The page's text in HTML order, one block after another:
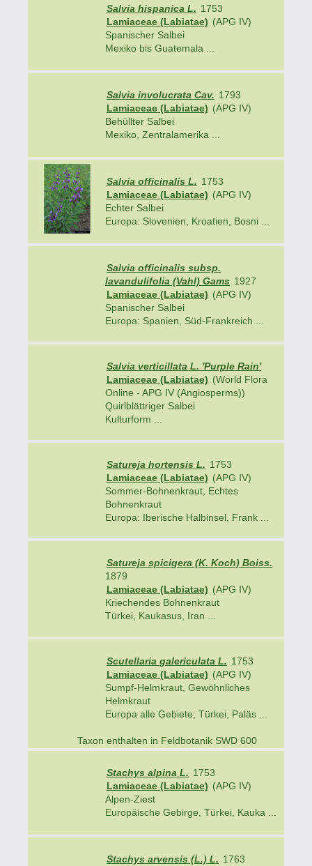
Salvia hispanica L. 1753
Lamiaceae (Labiatae) (APG IV)
Spanischer Salbei
Mexiko bis Guatemala ...
Salvia involucrata Cav. 1793
Lamiaceae (Labiatae) (APG IV)
Behüllter Salbei
Mexiko, Zentralamerika ...
Salvia officinalis L. 1753
Lamiaceae (Labiatae) (APG IV)
Echter Salbei
Europa: Slovenien, Kroatien, Bosni ...
Salvia officinalis subsp.
lavandulifolia (Vahl) Gams 1927
Lamiaceae (Labiatae) (APG IV)
Spanischer Salbei
Europa: Spanien, Süd-Frankreich ...
Salvia verticillata L. 'Purple Rain'
Lamiaceae (Labiatae) (World Flora
Online - APG IV (Angiosperms))
Quirlblättriger Salbei
Kulturform ...
Satureja hortensis L. 1753
Lamiaceae (Labiatae) (APG IV)
Sommer-Bohnenkraut, Echtes
Bohnenkraut
Europa: Iberische Halbinsel, Frank ...
Satureja spicigera (K. Koch) Boiss.
1879
Lamiaceae (Labiatae) (APG IV)
Kriechendes Bohnenkraut
Türkei, Kaukasus, Iran ...
Scutellaria galericulata L. 1753
Lamiaceae (Labiatae) (APG IV)
Sumpf-Helmkraut, Gewöhnliches
Helmkraut
Europa alle Gebiete; Türkei, Paläs ...
Taxon enthalten in Feldbotanik SWD 600
Stachys alpina L. 1753
Lamiaceae (Labiatae) (APG IV)
Alpen-Ziest
Europäische Gebirge, Türkei, Kauka ...
Stachys arvensis (L.) L. 1763